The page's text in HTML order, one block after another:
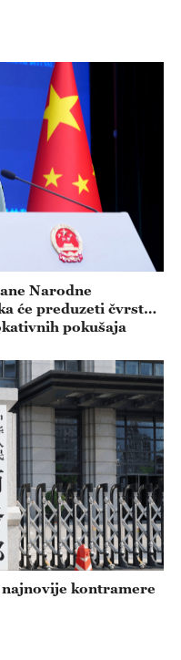
Narodne
će preduzeti čvrste
pokušaja
kontramere